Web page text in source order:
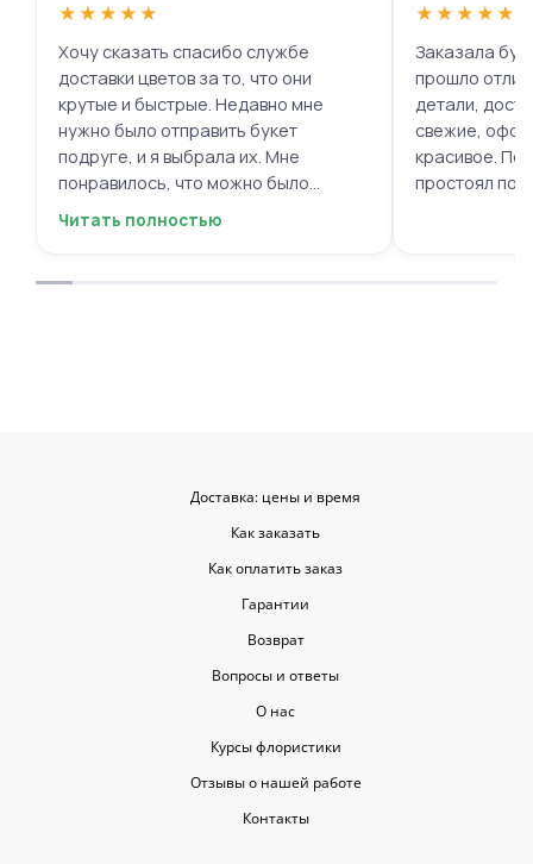
★★★★★
Хочу сказать спасибо службе
доставки цветов за то, что они
крутые и быстрые. Недавно мне
нужно было отправить букет
подруге, и я выбрала их. Мне
понравилось, что можно было
выбрать цветы и оформить заказ
время, и цветы были свежие и
Читать полностью
★★★★★
Заказала
прошло
детали,
свежие,
красивое.
простоял
Доставка: цены и время
Как заказать
Как оплатить заказ
Гарантии
Возврат
Вопросы и ответы
О нас
Курсы флористики
Отзывы о нашей работе
Контакты